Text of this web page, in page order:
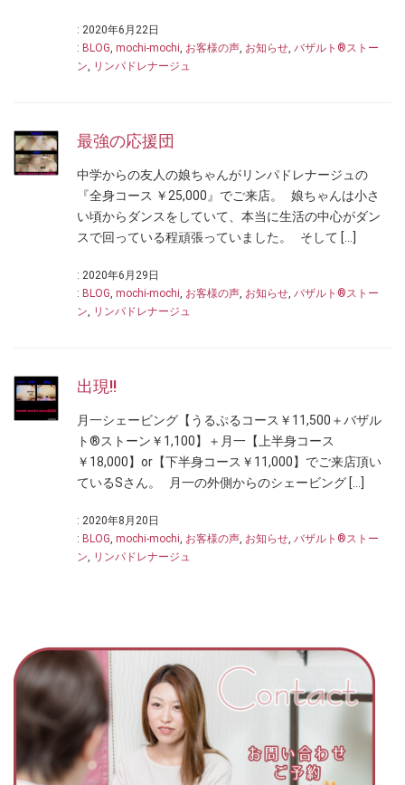
: 2020年6月22日
: BLOG mochi-mochi お客様の声 お知らせ バザルト®ストー
ン
リンパドレナージュ
最強の応援団
中学からの友人の娘ちゃんがリンパドレナージュの
『全身コース ￥25,000』でご来店。 娘ちゃんは小さ
い頃からダンスをしていて、本当に生活の中心がダン
スで回っている程頑張っていました。 そして […]
: 2020年6月29日
: BLOG mochi-mochi お客様の声 お知らせ バザルト®ストー
ン
リンパドレナージュ
出現!!
月一シェービング【うるぷるコース￥11,500＋バザル
ト®ストーン￥1,100】＋月一【上半身コース
￥18,000】or【下半身コース￥11,000】でご来店頂い
ているSさん。 月一の外側からのシェービング […]
: 2020年8月20日
: BLOG mochi-mochi お客様の声 お知らせ バザルト®ストー
ン
リンパドレナージュ